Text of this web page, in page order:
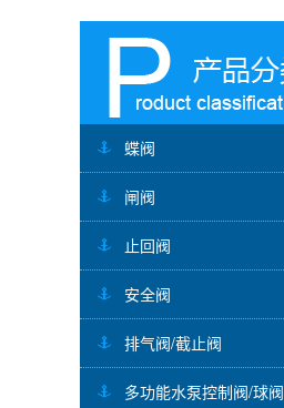
蝶阀
闸阀
止回阀
安全阀
排气阀/截止阀
多功能水泵控制阀/球阀